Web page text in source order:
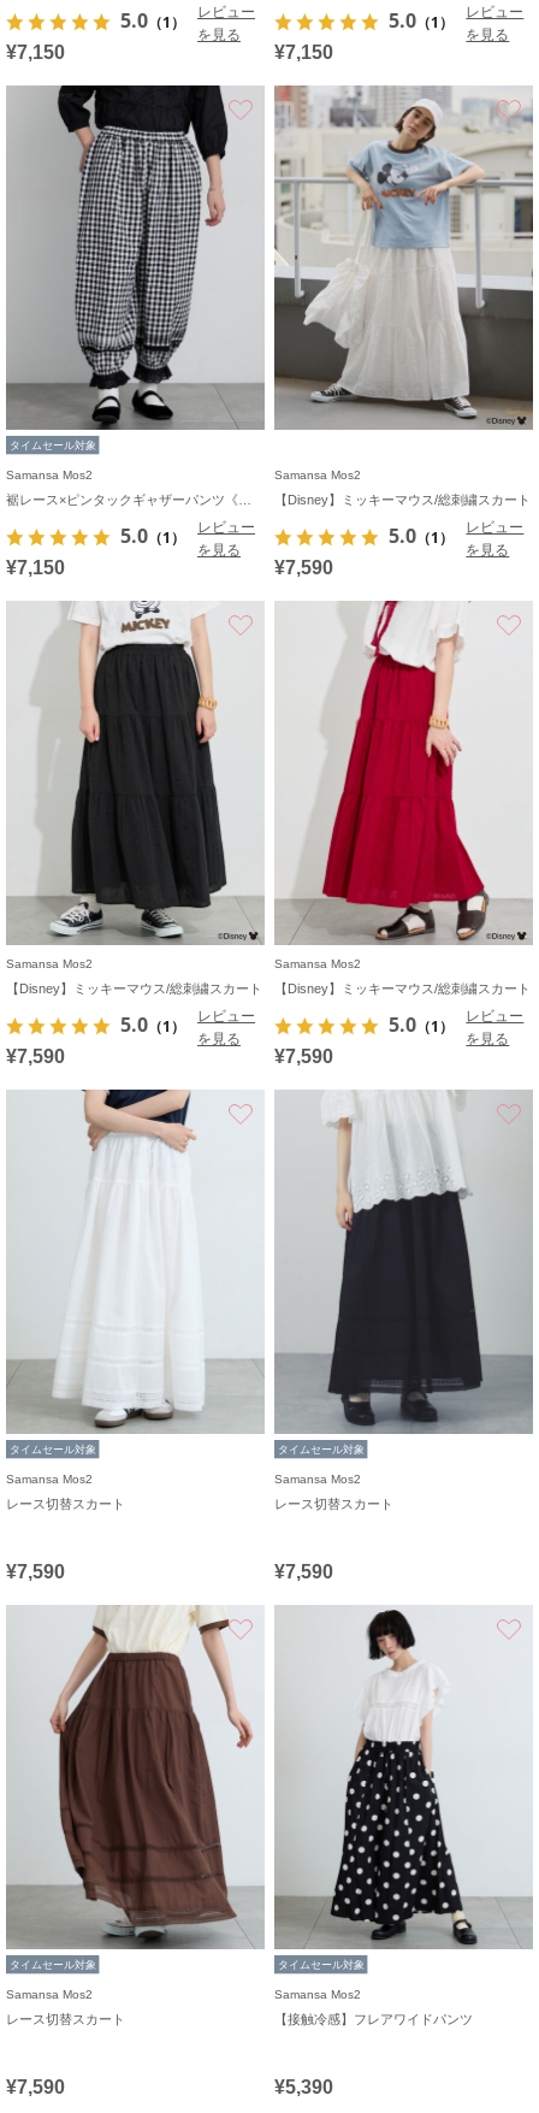
5.0 （1）
レビュー
を見る
¥7,150
5.0 （1）
レビュー
を見る
¥7,150
お気に入り
タイムセール対象
Samansa Mos2
5.0 （1）
レビュー
を見る
¥7,150
Samansa Mos2
【Disney】ミッキーマウス/総刺繍スカート
5.0 （1）
レビュー
を見る
¥7,590
Samansa Mos2
【Disney】ミッキーマウス/総刺繍スカート
5.0 （1）
レビュー
を見る
¥7,590
Samansa Mos2
【Disney】ミッキーマウス/総刺繍スカート
5.0 （1）
レビュー
を見る
¥7,590
タイムセール対象
Samansa Mos2
レース切替スカート
¥7,590
タイムセール対象
Samansa Mos2
レース切替スカート
¥7,590
タイムセール対象
Samansa Mos2
レース切替スカート
¥7,590
タイムセール対象
Samansa Mos2
【接触冷感】フレアワイドパンツ
¥5,390